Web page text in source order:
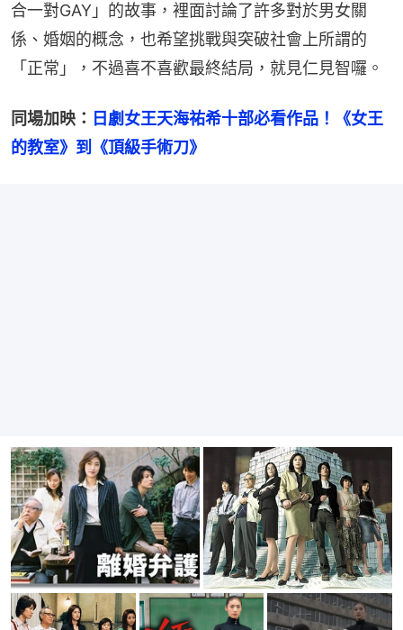
合一對GAY」的故事，裡面討論了許多對於男女關
係、婚姻的概念，也希望挑戰與突破社會上所謂的
「正常」，不過喜不喜歡最終結局，就見仁見智囉。
同場加映： 日劇女王天海祐希十部必看作品！《女王
的教室》到《頂級手術刀》